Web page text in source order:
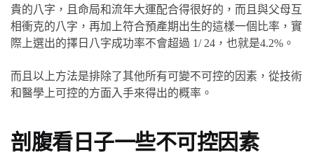
貴的八字，且命局和流年大運配合得很好的，而且與父母互
相衝克的八字，再加上符合預產期出生的這樣一個比率，實
際上選出的擇日八字成功率不會超過 1/ 24，也就是4.2%。
而且以上方法是排除了其他所有可變不可控的因素，從技術
和醫學上可控的方面入手來得出的概率。
剖腹看日子一些不可控因素